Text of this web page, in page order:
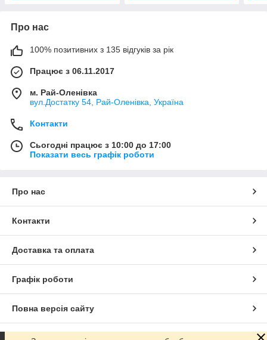
Про нас
100% позитивних з 135 відгуків за рік
Працює з 06.11.2017
м. Рай-Оленівка
вул.Достатку 54, Рай-Оленівка, Україна
Контакти
Сьогодні працює з 10:00 до 17:00
Показати весь графік роботи
Про нас
Контакти
Доставка та оплата
Графік роботи
Повна версія сайту
Сайт створено на маркетплейсі Prom.ua